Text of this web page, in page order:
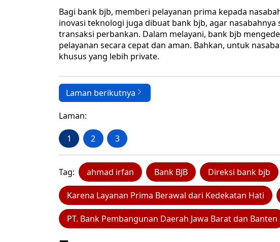
Bagi bank bjb, memberi pelayanan prima kepada
inovasi teknologi juga dibuat bank bjb, agar
transaksi perbankan. Dalam melayani, bank bjb
pelayanan secara cepat dan aman. Bahkan, untuk
khusus yang lebih private.
Laman berikutnya
Laman:
1 2 3
Tag: ahmad irfan Bank BJB Direksi bank bjb
Karena Layanan Prima Berawal dari Kedekatan Hati
PT. Bank Pembangunan Daerah Jawa Barat dan Banten